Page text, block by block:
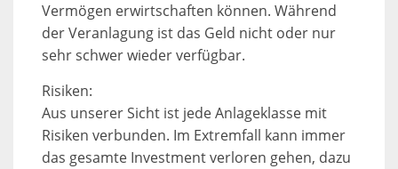
Vermögen erwirtschaften können. Während
der Veranlagung ist das Geld nicht oder nur
sehr schwer wieder verfügbar.
Risiken:
Aus unserer Sicht ist jede Anlageklasse mit
Risiken verbunden. Im Extremfall kann immer
das gesamte Investment verloren gehen, dazu